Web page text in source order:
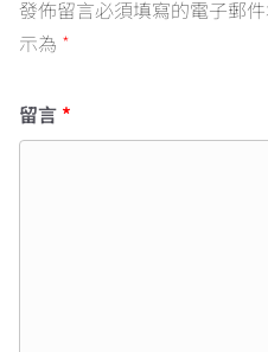
發佈留言必須填寫的電子郵
示為 *
留言 *